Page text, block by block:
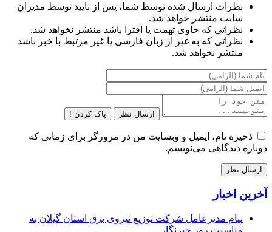
نظرات ارسال شده توسط شما، پس از تایید توسط مدیران
سایت منتشر خواهد شد.
نظراتی که حاوی تهمت یا افترا باشد منتشر نخواهد شد.
نظراتی که به غیر از زبان فارسی یا غیر مرتبط با خبر باشد
منتشر نخواهد شد.
ارسال نظر پاک کردن !
ذخیره نام، ایمیل و وبسایت من در مرورگر برای زمانی که
دوباره دیدگاهی می‌نویسم.
آخرین اخبار
پیام مدیرعامل شركت توزیع نیروی برق استان گیلان به
مناسبت روز خبرنگار ‌